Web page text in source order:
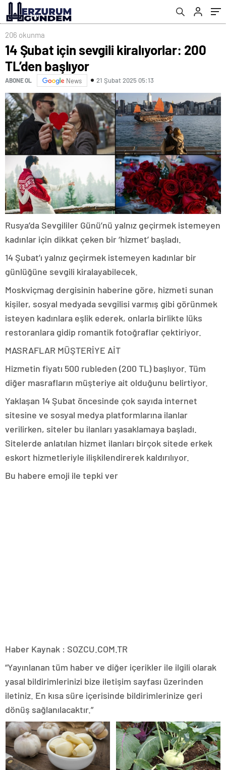
206 okunma
14 Şubat için sevgili kiralıyorlar: 200
TL’den başlıyor
ABONE OL News 21 Şubat 2025 05:13
Rusya’da Sevgililer Günü’nü yalnız geçirmek istemeyen
kadınlar için dikkat çeken bir ‘hizmet’ başladı.
14 Şubat’ı yalnız geçirmek istemeyen kadınlar bir
günlüğüne sevgili kiralayabilecek.
Moskviçmag dergisinin haberine göre, hizmeti sunan
kişiler, sosyal medyada sevgilisi varmış gibi görünmek
isteyen kadınlara eşlik ederek, onlarla birlikte lüks
restoranlara gidip romantik fotoğraflar çektiriyor.
MASRAFLAR MÜŞTERİYE AİT
Hizmetin fiyatı 500 rubleden (200 TL) başlıyor. Tüm
diğer masrafların müşteriye ait olduğunu belirtiyor.
Yaklaşan 14 Şubat öncesinde çok sayıda internet
sitesine ve sosyal medya platformlarına ilanlar
verilirken, siteler bu ilanları yasaklamaya başladı.
Sitelerde anlatılan hizmet ilanları birçok sitede erkek
eskort hizmetleriyle ilişkilendirerek kaldırılıyor.
Bu habere emoji ile tepki ver
Haber Kaynak : SOZCU.COM.TR
“Yayınlanan tüm haber ve diğer içerikler ile ilgili olarak
yasal bildirimlerinizi bize iletişim sayfası üzerinden
iletiniz. En kısa süre içerisinde bildirimlerinize geri
dönüş sağlanılacaktır.”